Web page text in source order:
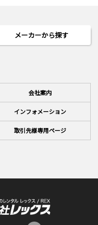
メーカーから探す
会社案内
インフォメーション
取引先様専用ページ